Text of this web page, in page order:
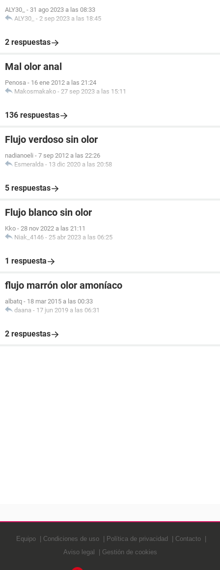
ALY30_ - 31 ago 2023 a las 08:33
ALY30_ - 2 sep 2023 a las 18:45
2 respuestas
Mal olor anal
Penosa - 16 ene 2012 a las 21:24
Makosmakako - 27 sep 2023 a las 15:11
136 respuestas
Flujo verdoso sin olor
nadianoeli - 7 sep 2012 a las 22:26
Esmeralda - 13 dic 2020 a las 20:58
5 respuestas
Flujo blanco sin olor
Kko - 28 nov 2022 a las 21:11
Niak_4146 - 25 abr 2023 a las 06:25
1 respuesta
flujo marrón olor amoníaco
albatq - 18 mar 2015 a las 00:33
daana - 17 jun 2019 a las 06:31
2 respuestas
Equipo Condiciones de uso Política de privacidad
Contacto
Aviso legal
Gestión de cookies